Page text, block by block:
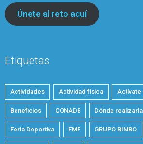
Únete al reto aquí
Etiquetas
Actividades Actividad física Actívate
Beneficios CONADE Dónde realizarla
Feria Deportiva FMF GRUPO BIMBO